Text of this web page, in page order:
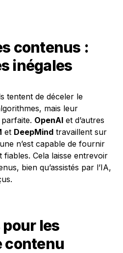
contenus :
inégales
tentent de déceler le
mais leur
OpenAI et d’autres
et DeepMind travaillent sur
n’est capable de fournir
fiables. Cela laisse entrevoir
bien qu’assistés par l’IA,
les
contenu